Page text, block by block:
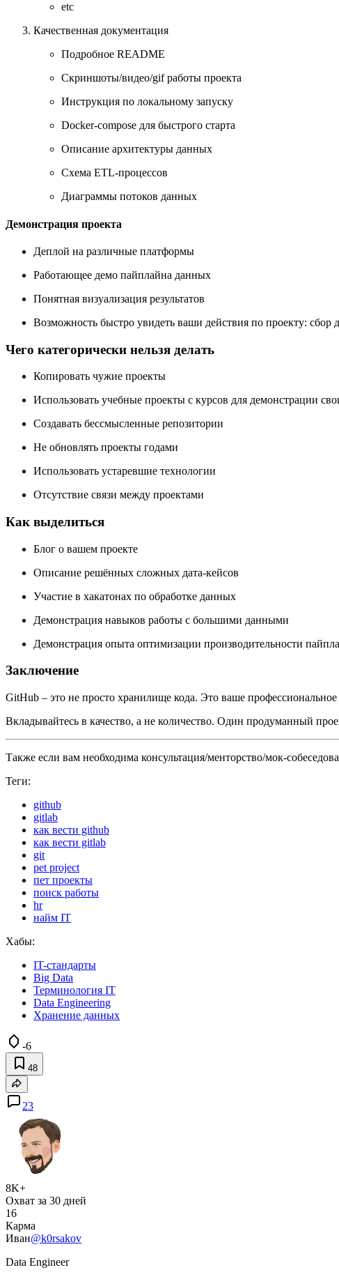
etc
Качественная документация
Подробное README
Скриншоты/видео/gif работы проекта
Инструкция по локальному запуску
Docker-compose для быстрого старта
Описание архитектуры данных
Схема ETL-процессов
Диаграммы потоков данных
Демонстрация проекта
Деплой на различные платформы
Работающее демо пайплайна данных
Понятная визуализация результатов
Возможность быстро увидеть ваши действия по проекту:
Чего категорически нельзя делать
Копировать чужие проекты
Использовать учебные проекты с курсов для демонстрации
Создавать бессмысленные репозитории
Не обновлять проекты годами
Использовать устаревшие технологии
Отсутствие связи между проектами
Как выделиться
Блог о вашем проекте
Описание решённых сложных дата-кейсов
Участие в хакатонах по обработке данных
Демонстрация навыков работы с большими данными
Демонстрация опыта оптимизации производительности
Заключение
GitHub – это не просто хранилище кода. Это ваше
Вкладывайтесь в качество, а не количество. Один продуманный
Также если вам необходима консультация/менторство/мок-
Теги:
github
gitlab
как вести github
как вести gitlab
git
pet project
пет проекты
поиск работы
hr
найм IT
Хабы:
IT-стандарты
Big Data
Терминология IT
Data Engineering
Хранение данных
-6
48
23
8K+
Охват за 30 дней
16
Карма
Иван@k0rsakov
Data Engineer